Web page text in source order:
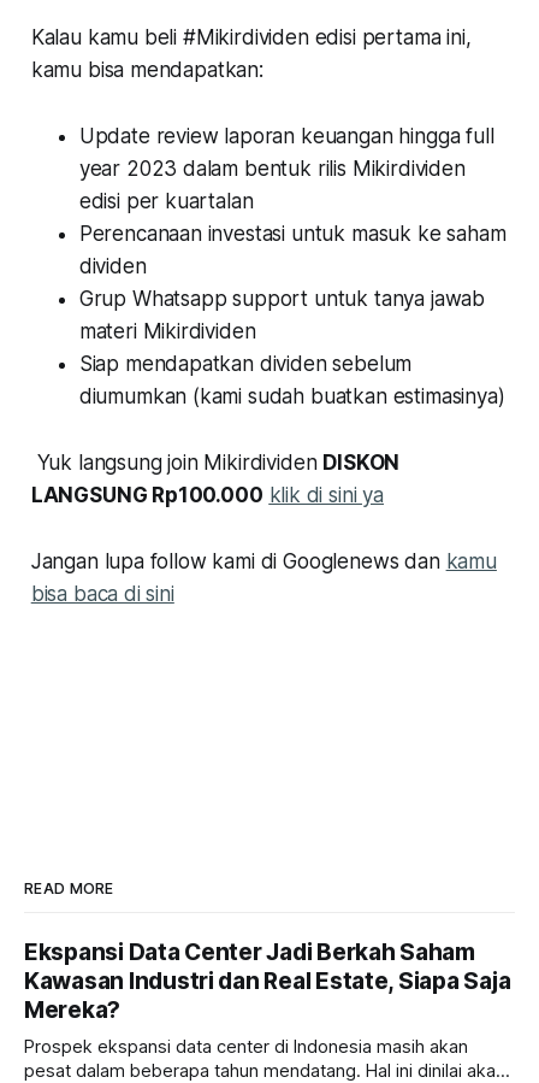
Kalau kamu beli #Mikirdividen edisi pertama ini,
kamu bisa mendapatkan:
Update review laporan keuangan hingga full
year 2023 dalam bentuk rilis Mikirdividen
edisi per kuartalan
Perencanaan investasi untuk masuk ke saham
dividen
Grup Whatsapp support untuk tanya jawab
materi Mikirdividen
Siap mendapatkan dividen sebelum
diumumkan (kami sudah buatkan estimasinya)
Yuk langsung join Mikirdividen DISKON
LANGSUNG Rp100.000 klik di sini ya
Jangan lupa follow kami di Googlenews dan kamu
bisa baca di sini
READ MORE
Ekspansi Data Center Jadi Berkah Saham
Kawasan Industri dan Real Estate, Siapa Saja
Mereka?
Prospek ekspansi data center di Indonesia masih akan
pesat dalam beberapa tahun mendatang. Hal ini dinilai akan